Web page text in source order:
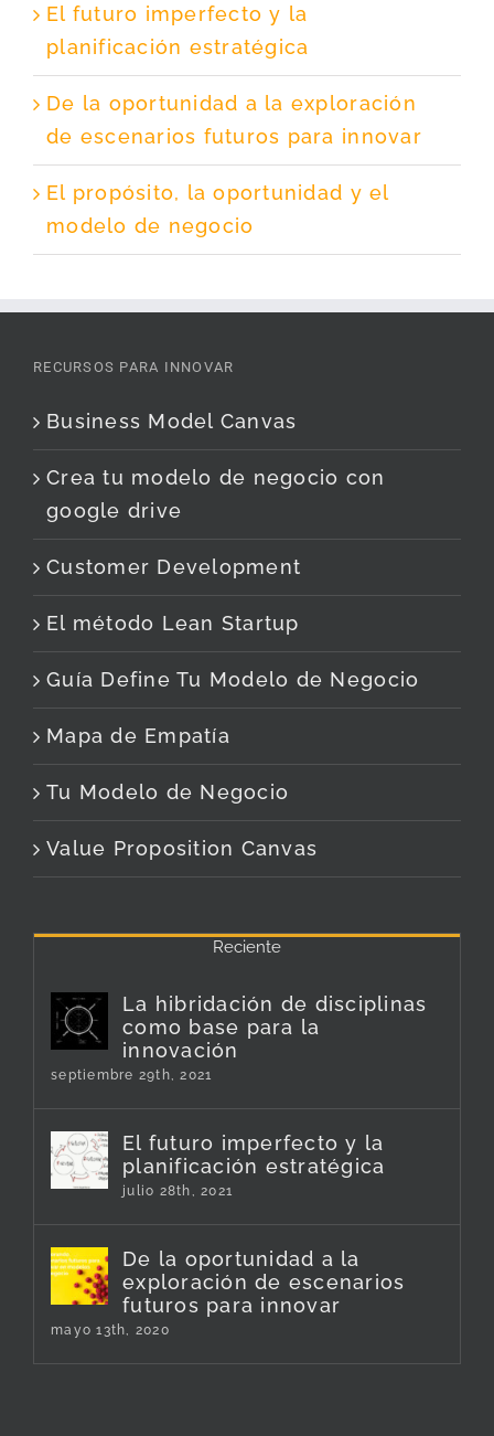
El futuro imperfecto y la
planificación estratégica
De la oportunidad a la exploración
de escenarios futuros para innovar
El propósito, la oportunidad y el
modelo de negocio
RECURSOS PARA INNOVAR
Business Model Canvas
Crea tu modelo de negocio con
google drive
Customer Development
El método Lean Startup
Guía Define Tu Modelo de Negocio
Mapa de Empatía
Tu Modelo de Negocio
Value Proposition Canvas
Reciente
La hibridación de disciplinas
como base para la
innovación
septiembre 29th, 2021
El futuro imperfecto y la
planificación estratégica
julio 28th, 2021
De la oportunidad a la
exploración de escenarios
futuros para innovar
mayo 13th, 2020